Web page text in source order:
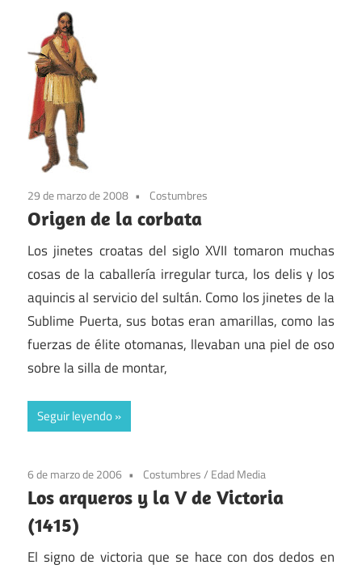
29 de marzo de 2008 Costumbres
Origen de la corbata
Los jinetes croatas del siglo XVII tomaron muchas
cosas de la caballería irregular turca, los delis y los
aquincis al servicio del sultán. Como los jinetes de la
Sublime Puerta, sus botas eran amarillas, como las
fuerzas de élite otomanas, llevaban una piel de oso
sobre la silla de montar,
Seguir leyendo
6 de marzo de 2006 Costumbres/ Edad Media
Los arqueros y la V de Victoria
(1415)
El signo de victoria que se hace con dos dedos en